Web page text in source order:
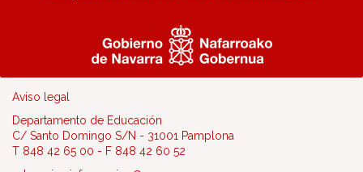
Aviso legal
Departamento de Educación
C/ Santo Domingo S/N - 31001 Pamplona
T 848 42 65 00 - F 848 42 60 52